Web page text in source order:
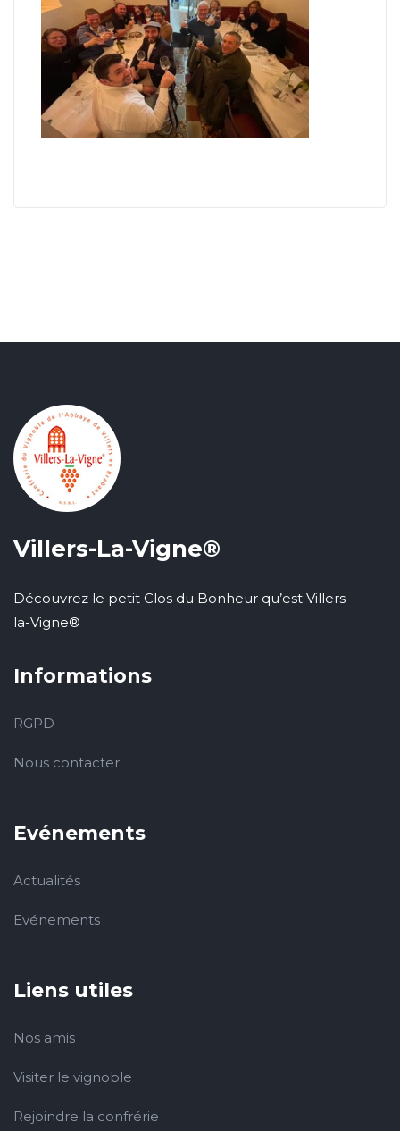
Villers-La-Vigne®
Découvrez le petit Clos du Bonheur qu’est Villers-
la-Vigne®
Informations
RGPD
Nous contacter
Evénements
Actualités
Evénements
Liens utiles
Nos amis
Visiter le vignoble
Rejoindre la confrérie